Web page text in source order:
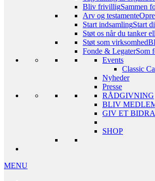
Bliv frivilligSammen
Arv og testamente
Start indsamlingStart
Støt os når du tanker
Støt som virksomhed
Fonde & LegaterSom
Events
Classic
Nyheder
Presse
RÅDGIVNING
BLIV
GIV ET
SHOP
MENU